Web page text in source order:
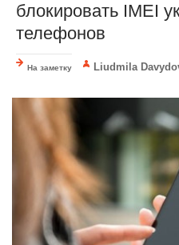
блокировать IMEI
телефонов
На заметку Liudmila